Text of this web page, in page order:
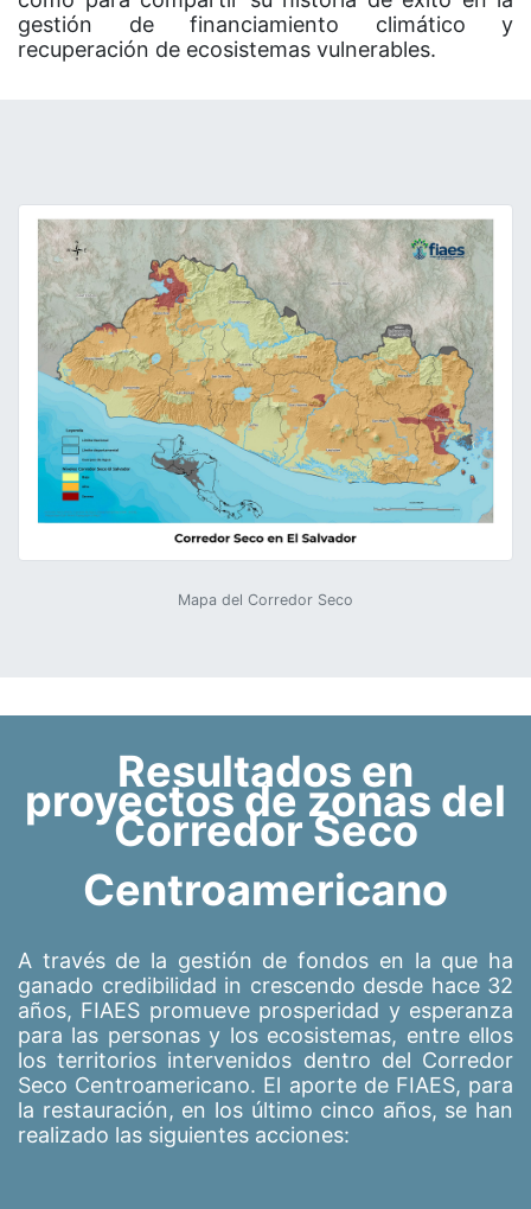
gestión de financiamiento climático y
recuperación de ecosistemas vulnerables.
Mapa del Corredor Seco
Resultados en
proyectos de zonas del
Corredor Seco
Centroamericano
A través de la gestión de fondos en la que ha
ganado credibilidad in crescendo desde hace 32
años, FIAES promueve prosperidad y esperanza
para las personas y los ecosistemas, entre ellos
los territorios intervenidos dentro del Corredor
Seco Centroamericano. El aporte de FIAES, para
la restauración, en los último cinco años, se han
realizado las siguientes acciones: